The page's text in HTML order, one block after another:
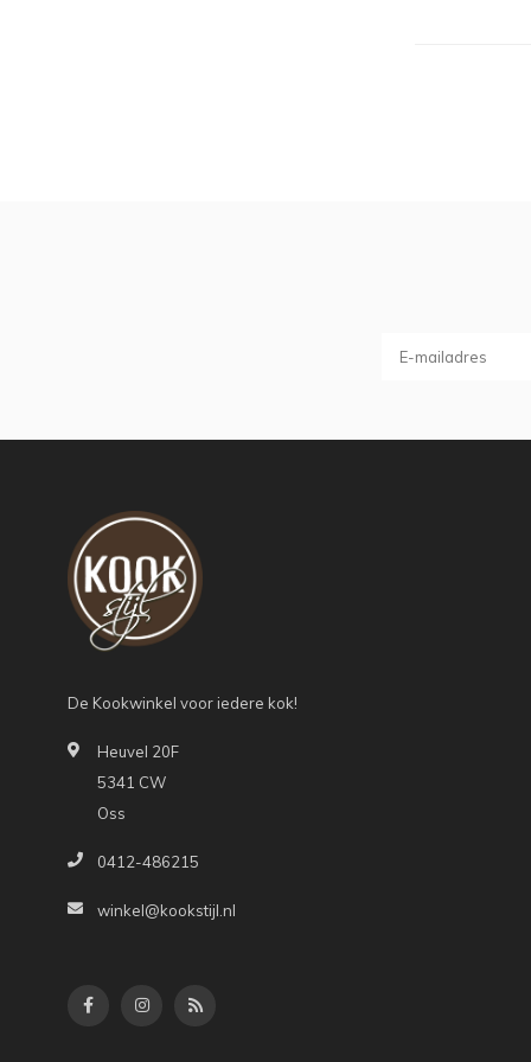
De Kookwinkel voor iedere kok!
Heuvel 20F
5341 CW
Oss
0412-486215
winkel@kookstijl.nl